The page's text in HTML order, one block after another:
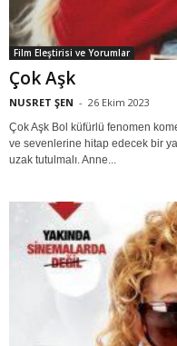
Film Eleştirisi ve Yorumlar
Çok Aşk
NUSRET ŞEN - 26 Ekim 2023
Çok Aşk Bol küfürlü fenomen
ve sevenlerine hitap edecek bir
uzak tutulmalı. Anne...